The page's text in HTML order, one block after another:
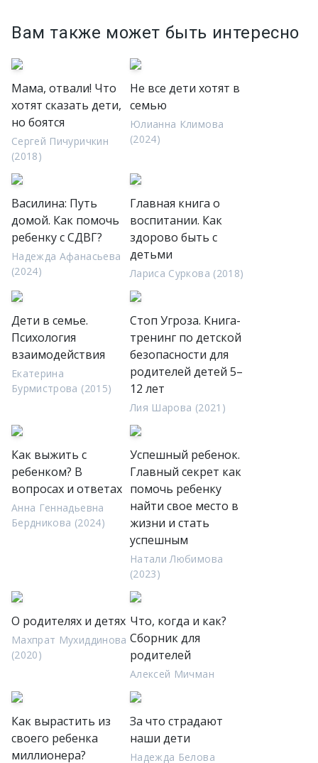
Вам также может быть интересно
Мама, отвали! Что
хотят сказать дети,
но боятся
Сергей Пичуричкин
(2018)
Не все дети хотят в
семью
Юлианна Климова
(2024)
Василина: Путь
домой. Как помочь
ребенку с СДВГ?
Надежда Афанасьева
(2024)
Главная книга о
воспитании. Как
здорово быть с
детьми
Лариса Суркова (2018)
Дети в семье.
Психология
взаимодействия
Екатерина
Бурмистрова (2015)
Стоп Угроза. Книга-
тренинг по детской
безопасности для
родителей детей 5–
12 лет
Лия Шарова (2021)
Как выжить с
ребенком? В
вопросах и ответах
Анна Геннадьевна
Бердникова (2024)
Успешный ребенок.
Главный секрет как
помочь ребенку
найти свое место в
жизни и стать
успешным
Натали Любимова
(2023)
О родителях и детях
Махпрат Мухиддинова
(2020)
Что, когда и как?
Сборник для
родителей
Алексей Мичман
Как вырастить из
своего ребенка
миллионера?
За что страдают
наши дети
Надежда Белова